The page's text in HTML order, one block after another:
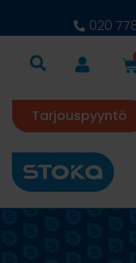
020
Tarjouspyyntö